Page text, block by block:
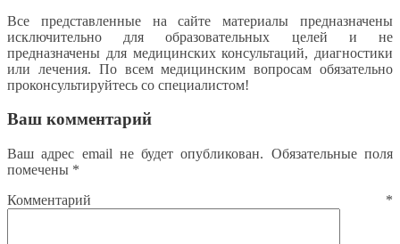
Все представленные на сайте материалы предназначены
исключительно для образовательных целей и не
предназначены для медицинских консультаций, диагностики
или лечения. По всем медицинским вопросам обязательно
проконсультируйтесь со специалистом!
Ваш комментарий
Ваш адрес email не будет опубликован. Обязательные поля
помечены *
Комментарий *